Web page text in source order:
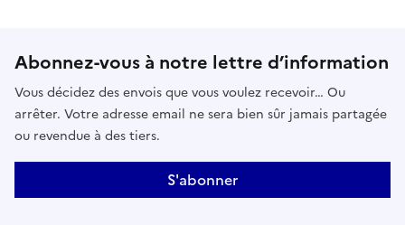
Abonnez-vous à notre lettre d’information
Vous décidez des envois que vous voulez recevoir… Ou
arrêter. Votre adresse email ne sera bien sûr jamais partagée
ou revendue à des tiers.
S'abonner